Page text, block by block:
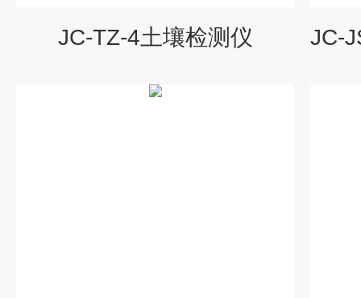
JC-TZ-4土壤检测仪